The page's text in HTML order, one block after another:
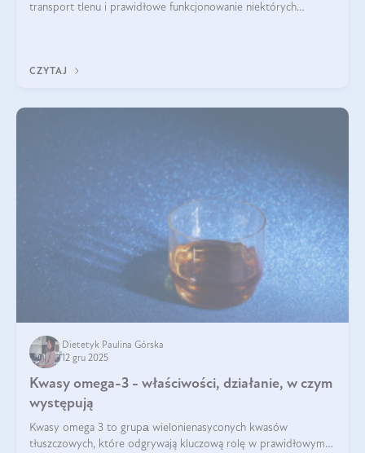
transport tlenu i prawidłowe funkcjonowanie niektórych
CZYTAJ
Dietetyk Paulina Górska
12 gru 2025
Kwasy omega-3 - właściwości, działanie, w czym
występują
Kwasy omega 3 to grupа wielonienasyconych kwasów
tłuszczowych, które odgrywają kluczową rolę w prawidłowym